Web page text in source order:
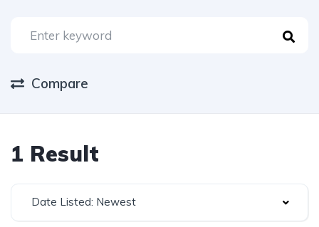
Compare
1 Result
Date Listed: Newest